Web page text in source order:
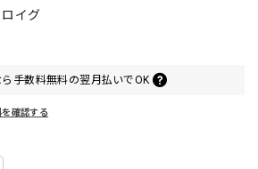
イグ
手数料無料の翌月払いでOK
を確認する